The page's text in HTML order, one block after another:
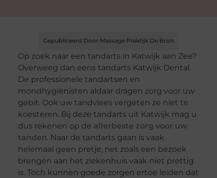
Gepubliceerd Door Massage Praktijk De Bron
Op zoek naar een tandarts in Katwijk aan Zee?
Overweeg dan eens tandarts Katwijk Dental.
De professionele tandartsen en
mondhygiënisten aldaar dragen zorg voor uw
gebit. Ook uw tandvlees vergeten ze niet te
koesteren. Bij deze tandarts uit Katwijk mag u
dus rekenen op de allerbeste zorg voor uw
tanden. Naar de tandarts gaan is vaak
helemaal geen pretje, net zoals een bezoek
brengen aan het ziekenhuis vaak niet prettig
is. Toch kunnen goede zorgen ertoe leiden dat